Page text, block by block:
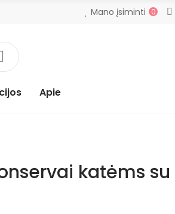
Mano įsiminti 0
Apie
katėms su